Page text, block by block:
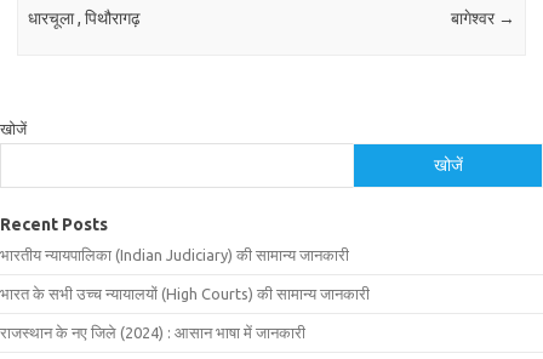
धारचूला , पिथौरागढ़
बागेश्वर →
खोजें
खोजें
Recent Posts
भारतीय न्यायपालिका (Indian Judiciary) की सामान्य जानकारी
भारत के सभी उच्च न्यायालयों (High Courts) की सामान्य जानकारी
राजस्थान के नए जिले (2024) : आसान भाषा में जानकारी